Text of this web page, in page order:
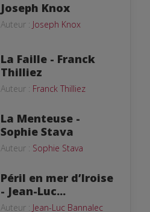
Joseph Knox
Auteur : Joseph Knox
La Faille - Franck
Thilliez
Auteur : Franck Thilliez
La Menteuse -
Sophie Stava
Auteur : Sophie Stava
Péril en mer d’Iroise
- Jean-Luc...
Auteur : Jean-Luc Bannalec